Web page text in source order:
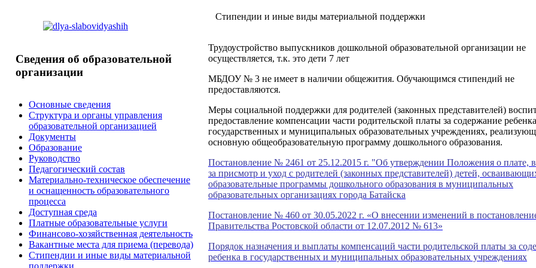
Сведения об образовательной
организации
Основные сведения
Структура и органы управления
образовательной организацией
Документы
Образование
Руководство
Педагогический состав
Материально-техническое обеспечение
и оснащенность образовательного
процесса
Доступная среда
Платные образовательные услуги
Финансово-хозяйственная деятельность
Вакантные места для приема (перевода)
Стипендии и иные виды материальной
поддержки
Стипендии и иные виды материальной поддержки
Трудоустройство выпускников дошкольной образовательной организации не
осуществляется, т.к. это дети 7 лет
МБДОУ № 3 не имеет в наличии общежития. Обучающимся стипендий не
предоставляются.
Меры социальной поддержки для родителей (законных представителей)
предоставление компенсации части родительской платы за содержание
государственных и муниципальных образовательных учреждениях,
основную общеобразовательную программу дошкольного образования.
Постановление № 2461 от 25.12.2015 г. "Об утверждении Положения о плате,
за присмотр и уход с родителей (законных представителей) детей,
образовательные программы дошкольного образования в муниципальных
образовательных организациях города Батайска
Постановление № 460 от 30.05.2022 г. «О внесении изменений в
Правительства Ростовской области от 12.07.2012 № 613»
Порядок назначения и выплаты компенсаций части родительской платы за
ребенка в государственных и муниципальных образовательных учреждениях